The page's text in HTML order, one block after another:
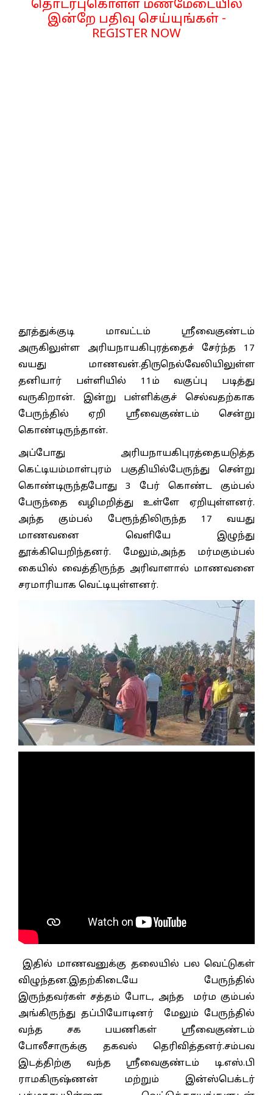
தொடர்புகொள்ள மணமேடையில்
இன்றே பதிவு செய்யுங்கள் -
REGISTER NOW
தூத்துக்குடி மாவட்டம் ஸ்ரீவைகுண்டம்
அருகிலுள்ள அரியநாயகிபுரத்தைச் சேர்ந்த 17
வயது மாணவன்.திருநெல்வேலியிலுள்ள
தனியார் பள்ளியில் 11ம் வகுப்பு படித்து
வருகிறான். இன்று பள்ளிக்குச் செல்வதற்காக
பேருந்தில் ஏறி ஸ்ரீவைகுண்டம் சென்று
கொண்டிருந்தான்.
அப்போது அரியநாயகிபுரத்தையடுத்த
கெட்டியம்மாள்புரம் பகுதியில்பேருந்து சென்று
கொண்டிருந்தபோது 3 பேர் கொண்ட கும்பல்
பேருந்தை வழிமறித்து உள்ளே ஏறியுள்ளனர்.
அந்த கும்பல் பேரூந்திலிருந்த 17 வயது
மாணவனை வெளியே இழுந்து
தூக்கியெறிந்தனர். மேலும்,அந்த மர்மகும்பல்
கையில் வைத்திருந்த அரிவாளால் மாணவனை
சரமாரியாக வெட்டியுள்ளனர்.
இதில் மாணவனுக்கு தலையில் பல வெட்டுகள்
விழுந்தன.இதற்கிடையே பேருந்தில்
இருந்தவர்கள் சத்தம் போட, அந்த மர்ம கும்பல்
அங்கிருந்து தப்பியோடினர் மேலும் பேருந்தில்
வந்த சக பயணிகள் ஸ்ரீவைகுண்டம்
போலீசாருக்கு தகவல் தெரிவித்தனர்.சம்பவ
இடத்திற்கு வந்த ஸ்ரீவைகுண்டம் டி.எஸ்.பி
ராமகிருஷ்ணன் மற்றும் இன்ஸ்பெக்டர்